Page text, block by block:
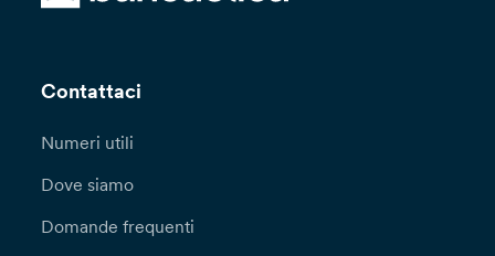
Contattaci
Numeri utili
Dove siamo
Domande frequenti